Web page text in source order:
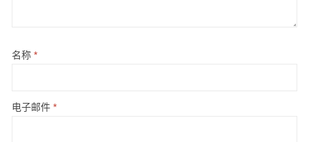
名称 *
电子邮件 *